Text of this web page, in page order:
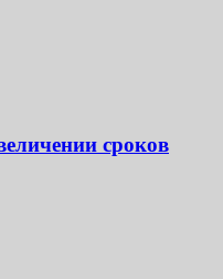
сроков